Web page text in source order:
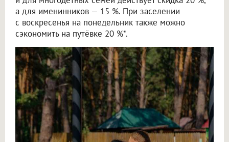
а для именинников — 15 %. При заселении
с воскресенья на понедельник также можно
сэкономить на путёвке 20 %*.